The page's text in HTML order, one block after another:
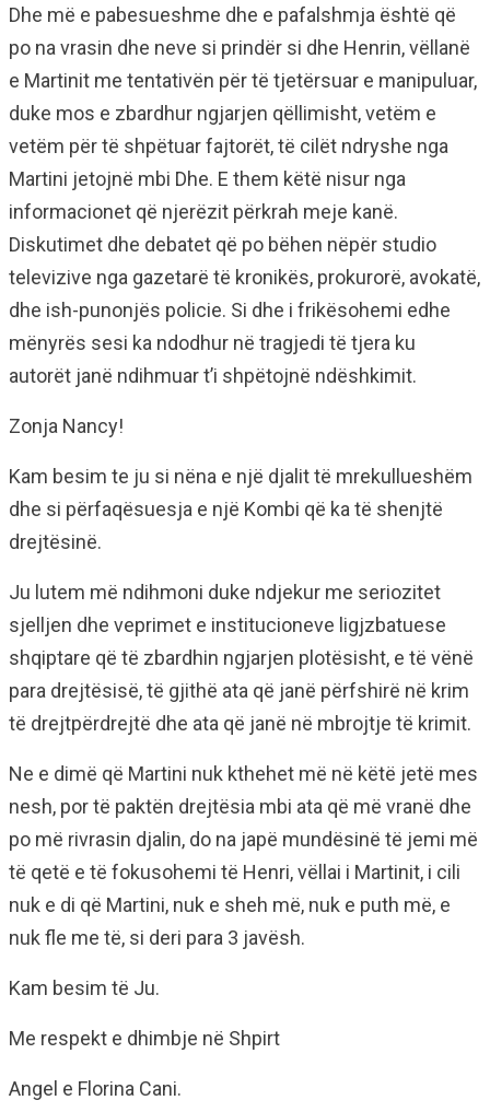
Dhe më e pabesueshme dhe e pafalshmja është që
po na vrasin dhe neve si prindër si dhe Henrin, vëllanë
e Martinit me tentativën për të tjetërsuar e manipuluar,
duke mos e zbardhur ngjarjen qëllimisht, vetëm e
vetëm për të shpëtuar fajtorët, të cilët ndryshe nga
Martini jetojnë mbi Dhe. E them këtë nisur nga
informacionet që njerëzit përkrah meje kanë.
Diskutimet dhe debatet që po bëhen nëpër studio
televizive nga gazetarë të kronikës, prokurorë, avokatë,
dhe ish-punonjës policie. Si dhe i frikësohemi edhe
mënyrës sesi ka ndodhur në tragjedi të tjera ku
autorët janë ndihmuar t’i shpëtojnë ndëshkimit.
Zonja Nancy!
Kam besim te ju si nëna e një djalit të mrekullueshëm
dhe si përfaqësuesja e një Kombi që ka të shenjtë
drejtësinë.
Ju lutem më ndihmoni duke ndjekur me seriozitet
sjelljen dhe veprimet e institucioneve ligjzbatuese
shqiptare që të zbardhin ngjarjen plotësisht, e të vënë
para drejtësisë, të gjithë ata që janë përfshirë në krim
të drejtpërdrejtë dhe ata që janë në mbrojtje të krimit.
Ne e dimë që Martini nuk kthehet më në këtë jetë mes
nesh, por të paktën drejtësia mbi ata që më vranë dhe
po më rivrasin djalin, do na japë mundësinë të jemi më
të qetë e të fokusohemi të Henri, vëllai i Martinit, i cili
nuk e di që Martini, nuk e sheh më, nuk e puth më, e
nuk fle me të, si deri para 3 javësh.
Kam besim të Ju.
Me respekt e dhimbje në Shpirt
Angel e Florina Cani.